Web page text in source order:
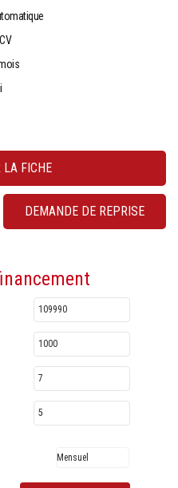
LA FICHE
DEMANDE DE REPRISE